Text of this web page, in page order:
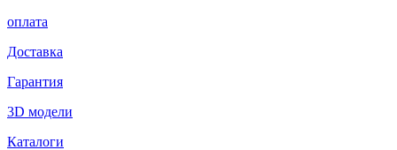
оплата
Доставка
Гарантия
3D модели
Каталоги